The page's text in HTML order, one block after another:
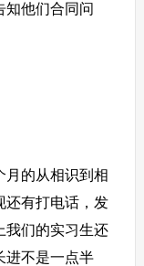
知他们合同问
的从相识到相
还有打电话，发
我们的实习生还
进不是一点半